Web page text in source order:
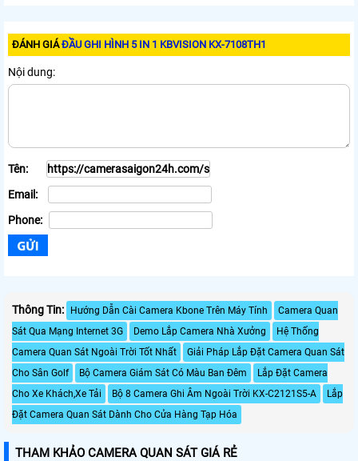
ĐÁNH GIÁĐẦU GHI HÌNH 5 IN 1 KBVISION KX-7108TH1
Nội dung:
Tên:
Email:
Phone:
Thông Tin: Hướng Dẫn Cài Camera Kbone Trên Máy Tính
Camera Quan
Sát Qua Mạng Internet 3G
Demo Lắp Camera Nhà Xưởng
Hệ Thống
Camera Quan Sát Ngoài Trời Tốt Nhất
Giải Pháp Lắp Đặt Camera Quan Sát
Cho Sân Golf
Bộ Camera Giám Sát Có Màu Ban Đêm
Lắp Đặt Camera
Cho Xe Khách,Xe Tải
Bộ 8 Camera Ghi Âm Ngoài Trời KX-C2121S5-A
Lắp
Đặt Camera Quan Sát Dành Cho Cửa Hàng Tạp Hóa
THAM KHẢO CAMERA QUAN SÁT GIÁ RẺ